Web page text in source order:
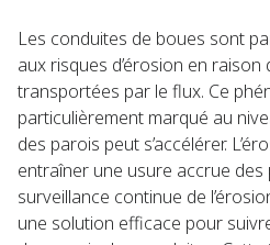
Les conduites de boues sont
aux risques d’érosion en
transportées par le flux. Ce
particulièrement marqué au
des parois peut s’accélérer.
entraîner une usure accrue
surveillance continue de
une solution efficace pour